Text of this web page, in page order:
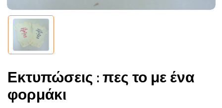
Εκτυπώσεις : πες το με ένα
φορμάκι